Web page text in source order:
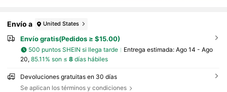
Envío a United States
Envío gratis(Pedidos ≥ $15.00)
500 puntos SHEIN si llega tarde Entrega estimada: Ago 14 - Ago
20, 85.11% son ≤ 8días hábiles
Devoluciones gratuitas en 30 días
Se aplican los términos y condiciones